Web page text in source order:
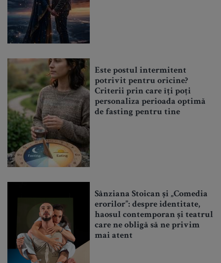
Este postul intermitent
potrivit pentru oricine?
Criterii prin care îți poți
personaliza perioada optimă
de fasting pentru tine
Sânziana Stoican și „Comedia
erorilor”: despre identitate,
haosul contemporan și teatrul
care ne obligă să ne privim
mai atent